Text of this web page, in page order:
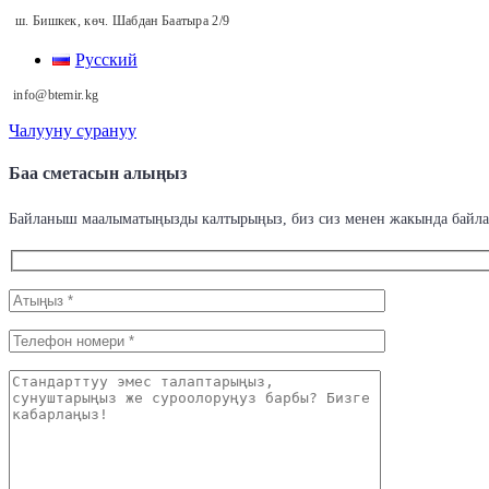
ш. Бишкек, көч. Шабдан Баатыра 2/9
Русский
info@btemir.kg
Чалууну сурануу
Баа сметасын алыңыз
Байланыш маалыматыңызды калтырыңыз, биз сиз менен жакында